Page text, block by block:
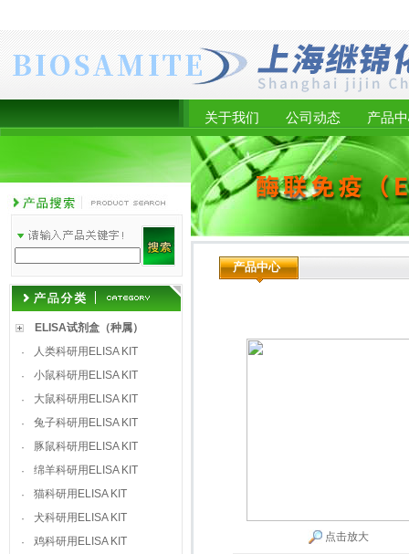
关于我们 公司动态 产品
ELISA试剂盒（种属）
·
人类科研用ELISA KIT
·
小鼠科研用ELISA KIT
·
大鼠科研用ELISA KIT
·
兔子科研用ELISA KIT
·
豚鼠科研用ELISA KIT
·
绵羊科研用ELISA KIT
·
猫科研用ELISA KIT
·
犬科研用ELISA KIT
·
鸡科研用ELISA KIT
产品中心
点击放大